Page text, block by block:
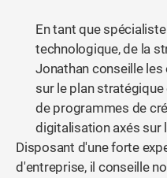
En tant que
technologique, de la
Jonathan conseille
sur le plan
de programmes de
digitalisation axés sur
Disposant d'une forte
d'entreprise, il conseille